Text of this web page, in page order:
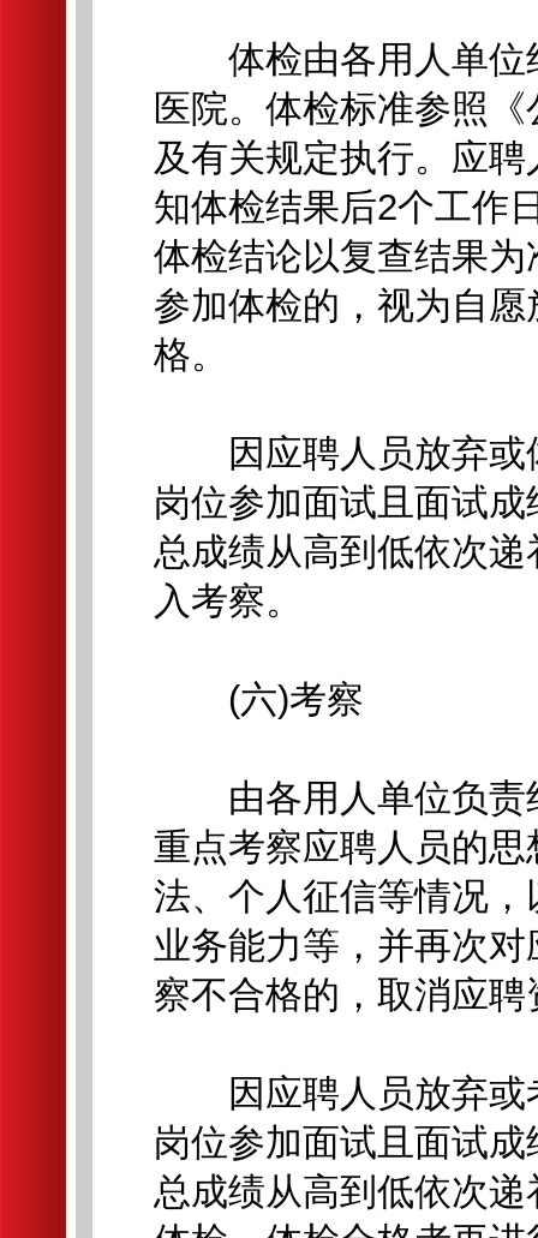
体检由各用人单位
医院。体检标准参照
及有关规定执行。应
知体检结果后2个工作
体检结论以复查结果
参加体检的，视为自
格。
因应聘人员放弃或
岗位参加面试且面试
总成绩从高到低依次
入考察。
(六)考察
由各用人单位负责
重点考察应聘人员的
法、个人征信等情况
业务能力等，并再次
察不合格的，取消应聘
因应聘人员放弃或
岗位参加面试且面试
总成绩从高到低依次